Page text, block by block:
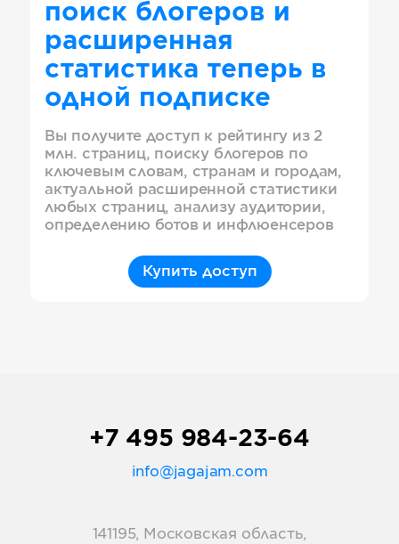
поиск блогеров и
расширенная
статистика теперь в
одной подписке
Вы получите доступ к рейтингу из 2
млн. страниц, поиску блогеров по
ключевым словам, странам и городам,
актуальной расширенной статистики
любых страниц, анализу аудитории,
определению ботов и инфлюенсеров
Купить доступ
+7 495 984-23-64
info@jagajam.com
141195, Московская область,